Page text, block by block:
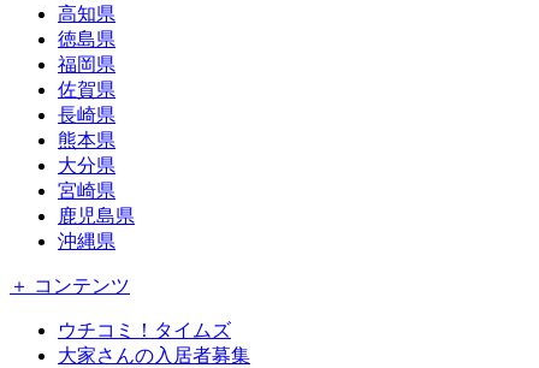
高知県
徳島県
福岡県
佐賀県
長崎県
熊本県
大分県
宮崎県
鹿児島県
沖縄県
＋ コンテンツ
ウチコミ！タイムズ
大家さんの入居者募集